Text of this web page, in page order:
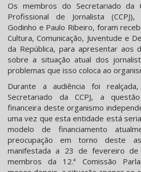
Os membros do Secretariado da
Profissional de Jornalista (CCPJ),
Godinho e Paulo Ribeiro, foram
Cultura, Comunicação, Juventude e
da República, para apresentar aos
sobre a situação atual dos
problemas que isso coloca ao
Durante a audiência foi
Secretariado da CCPJ, a
financeira deste organismo
uma vez que esta entidade está
modelo de financiamento
preocupação em torno deste
manifestada a 23 de fevereiro
membros da 12.ª Comissão